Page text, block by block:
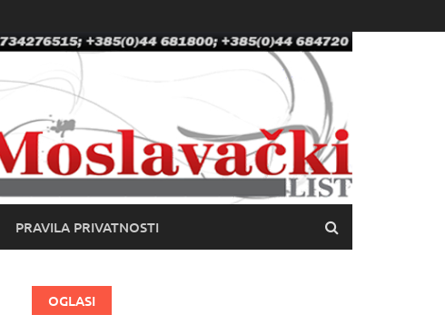
PRAVILA PRIVATNOSTI
OGLASI